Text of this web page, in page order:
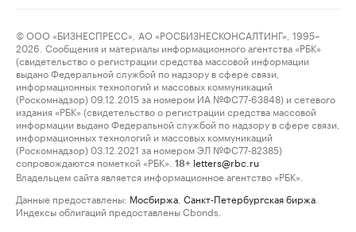
© ООО «БИЗНЕСПРЕСС», АО «РОСБИЗНЕСКОНСАЛТИНГ», 1995–
2026. Сообщения и материалы информационного агентства «РБК»
(свидетельство о регистрации средства массовой информации
выдано Федеральной службой по надзору в сфере связи,
информационных технологий и массовых коммуникаций
(Роскомнадзор) 09.12.2015 за номером ИА №ФС77-63848) и сетевого
издания «РБК» (свидетельство о регистрации средства массовой
информации выдано Федеральной службой по надзору в сфере связи,
информационных технологий и массовых коммуникаций
(Роскомнадзор) 03.12.2021 за номером ЭЛ №ФС77-82385)
сопровождаются пометкой «РБК».
18+ letters@rbc.ru
Владельцем сайта является информационное агентство «РБК».
Данные предоставлены: Мосбиржа Санкт-Петербургская биржа
Индексы облигаций предоставлены Cbonds.